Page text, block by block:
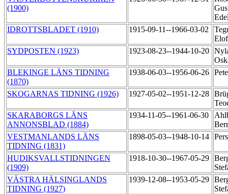
(1900)
IDROTTSBLADET (1910)
1915-09-11--1966-03-02
SYDPOSTEN (1923)
1923-08-23--1944-10-20
BLEKINGE LÄNS TIDNING
(1870)
1938-06-03--1956-06-26
SKOGARNAS TIDNING (1926) 1927-05-02--1951-12-28
SKARABORGS LÄNS
ANNONSBLAD (1884)
1934-11-05--1961-06-30
VESTMANLANDS LÄNS
TIDNING (1831)
1898-05-03--1948-10-14
HUDIKSVALLSTIDNINGEN
(1909)
1918-10-30--1967-05-29
VÄSTRA HÄLSINGLANDS
TIDNING (1927)
1939-12-08--1953-05-29